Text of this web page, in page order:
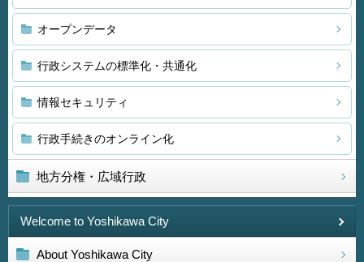
オープンデータ
行政システムの標準化・共通化
情報セキュリティ
行政手続きのオンライン化
地方分権・広域行政
Welcome to Yoshikawa City
About Yoshikawa City